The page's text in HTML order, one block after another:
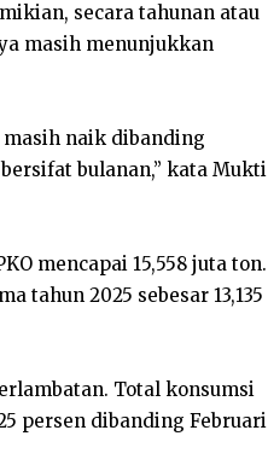
secara tahunan atau
masih menunjukkan
naik dibanding
bulanan,” kata Mukti
mencapai 15,558 juta ton.
tahun 2025 sebesar 13,135
Total konsumsi
persen dibanding Februari